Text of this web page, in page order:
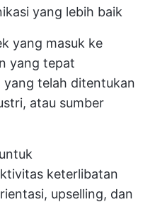
yang lebih baik
yang masuk ke
yang tepat
telah ditentukan
atau sumber
keterlibatan
upselling, dan